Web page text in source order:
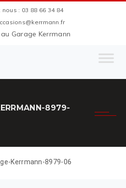
: 03 88 66 34 84
Garage Kerrmann
8979-
Kerrmann-8979-06